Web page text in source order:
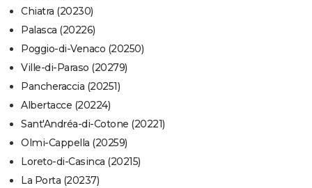
Chiatra (20230)
Palasca (20226)
Poggio-di-Venaco (20250)
Ville-di-Paraso (20279)
Pancheraccia (20251)
Albertacce (20224)
Sant'Andréa-di-Cotone (20221)
Olmi-Cappella (20259)
Loreto-di-Casinca (20215)
La Porta (20237)